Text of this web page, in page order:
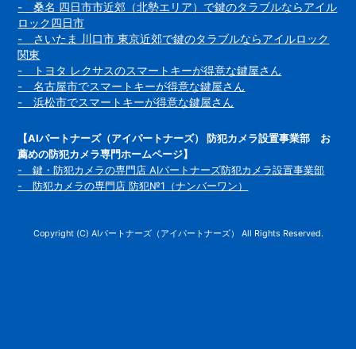
- 桑名 四日市市近郊（北勢エリア）で鍵のタラブルならアイル
ロック四日市
- さいたま 川口市 東京近郊で鍵のタラブルならアイルロック
関東
- トヨタ レクサスのスマートキーが得意な鍵屋さん
- 名古屋市でスマートキーが得意な鍵屋さん
- 浜松市でスマートキーが得意な鍵屋さん
【AIパートナーズ（アイパートナーズ） 防犯カメラ設置事業部 お
薦めの防犯カメラ専門ホームページ】
- 鍵・防犯カメラの専門店 AIパートナーズ防犯カメラ設置事業部
- 防犯カメラの専門店 防犯№1（ナンバーワン）
Copyright (C) AIパートナーズ（アイパートナーズ） All Rights Reserved.